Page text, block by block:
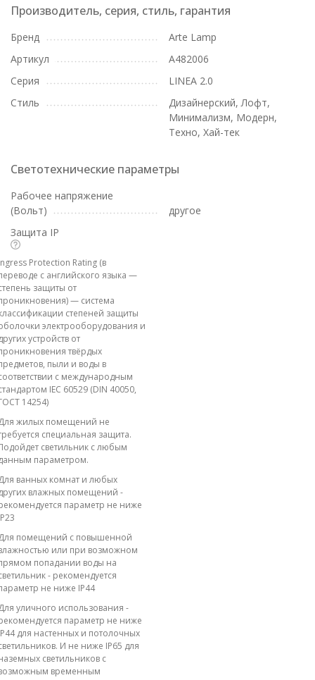
Производитель, серия, стиль, гарантия
Бренд
Arte Lamp
Артикул
A482006
Серия
LINEA 2.0
Стиль
Дизайнерский, Лофт,
Минимализм, Модерн,
Техно, Хай-тек
Светотехнические параметры
Рабочее напряжение
(Вольт)
другое
Защита IP
Protection Rating (в
с английского языка —
защиты от
— система
степеней защиты
электрооборудования и
устройств от
твёрдых
пыли и воды в
с международным
IEC 60529 (DIN 40050,
14254)
жилых помещений не
специальная защита.
светильник с любым
параметром.
ванных комнат и любых
влажных помещений -
параметр не ниже
помещений с повышенной
или при возможном
попадании воды на
- рекомендуется
не ниже IP44
уличного использования -
параметр не ниже
для настенных и потолочных
И не ниже IP65 для
светильников с
временным